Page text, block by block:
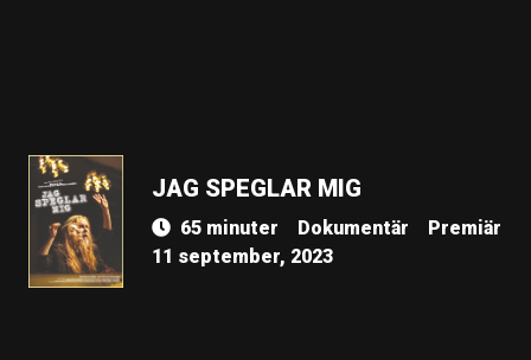
JAG SPEGLAR MIG
65 minuter Dokumentär
Premiär
11 september, 2023